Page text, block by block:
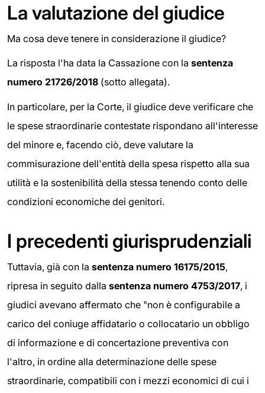
La valutazione del giudice
Ma cosa deve tenere in considerazione il giudice?
La risposta l'ha data la Cassazione con la sentenza
numero 21726/2018 (sotto allegata).
In particolare, per la Corte, il giudice deve verificare che
le spese straordinarie contestate rispondano all'interesse
del minore e, facendo ciò, deve valutare la
commisurazione dell'entità della spesa rispetto alla sua
utilità e la sostenibilità della stessa tenendo conto delle
condizioni economiche dei genitori.
I precedenti giurisprudenziali
Tuttavia, già con la sentenza numero 16175/2015,
ripresa in seguito dalla sentenza numero 4753/2017, i
giudici avevano affermato che "non è configurabile a
carico del coniuge affidatario o collocatario un obbligo
di informazione e di concertazione preventiva con
l'altro, in ordine alla determinazione delle spese
straordinarie, compatibili con i mezzi economici di cui i